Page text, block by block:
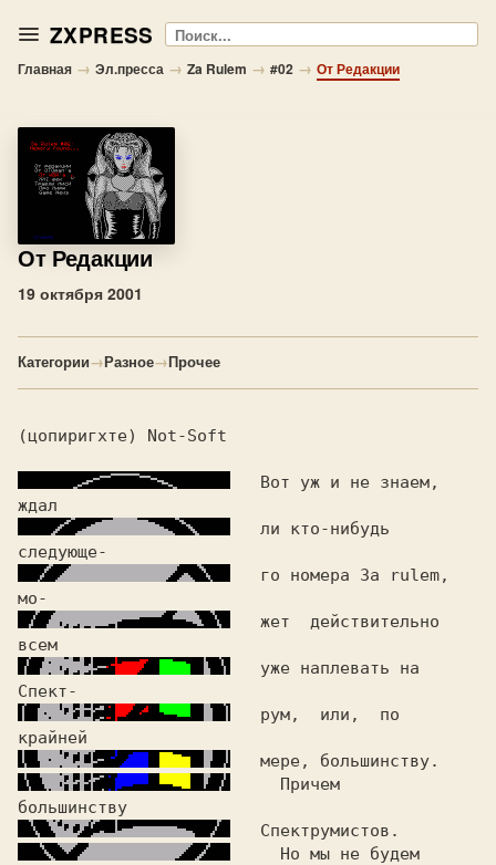
ZXPRESS Поиск
Главная → Эл.пресса → Za Rulem → #02 → От Редакции
От Редакции
19 октября 2001
Категории→Разное→Прочее
(цопиpигхте) Not-Soft
   Вот уж и не знаем,
   ли кто-нибудь
   го номера
3a rulem,
   жет  действительно
   уже наплевать на
   рум,  или,  по
     Причем
     Но мы не будем